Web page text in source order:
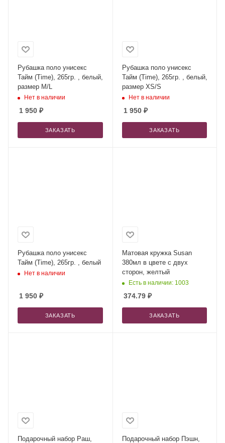
Рубашка поло унисекс
Тайм (Time), 265гр. , белый,
размер M/L
Нет в наличии
1 950 ₽
ЗАКАЗАТЬ
Рубашка поло унисекс
Тайм (Time), 265гр. , белый,
размер XS/S
Нет в наличии
1 950₽
ЗАКАЗАТЬ
Рубашка поло унисекс
Тайм (Time), 265гр. , белый
Нет в наличии
1 950 ₽
ЗАКАЗАТЬ
Матовая кружка Susan
380мл в цвете с двух
сторон, желтый
Есть в наличии: 1003
374.79₽
ЗАКАЗАТЬ
Подарочный набор Раш,
Подарочный набор Пэшн,